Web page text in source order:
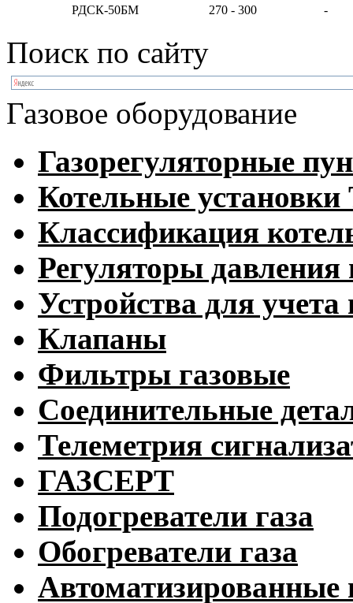
РДСК-50БМ
270 - 300 -
Поиск по сайту
Газовое оборудование
Газорегуляторные
Котельные
Классификация
Регуляторы давления
Устройства для учета
Клапаны
Фильтры газовые
Соединительные
Телеметрия
ГАЗСЕРТ
Подогреватели газа
Обогреватели газа
Автоматизированные